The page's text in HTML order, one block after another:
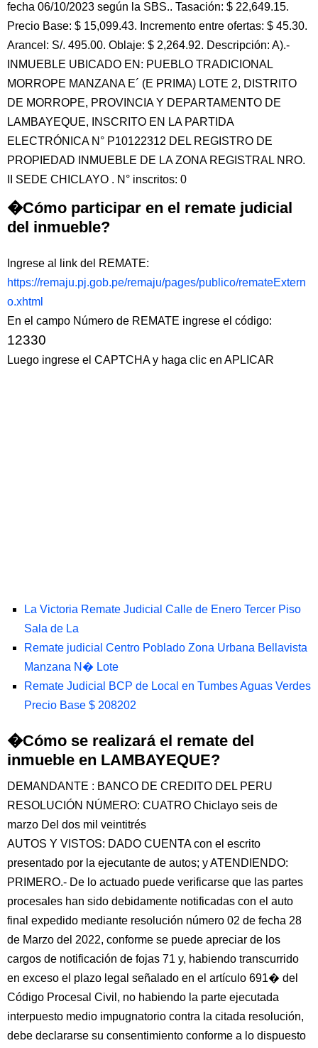
fecha 06/10/2023 según la SBS.. Tasación: $ 22,649.15.
Precio Base: $ 15,099.43. Incremento entre ofertas: $ 45.30.
Arancel: S/. 495.00. Oblaje: $ 2,264.92. Descripción: A).-
INMUEBLE UBICADO EN: PUEBLO TRADICIONAL
MORROPE MANZANA E´ (E PRIMA) LOTE 2, DISTRITO
DE MORROPE, PROVINCIA Y DEPARTAMENTO DE
LAMBAYEQUE, INSCRITO EN LA PARTIDA
ELECTRÓNICA N° P10122312 DEL REGISTRO DE
PROPIEDAD INMUEBLE DE LA ZONA REGISTRAL NRO.
II SEDE CHICLAYO . N° inscritos: 0
�Cómo participar en el remate judicial
del inmueble?
Ingrese al link del REMATE:
https://remaju.pj.gob.pe/remaju/pages/publico/remateExtern
o.xhtml
En el campo Número de REMATE ingrese el código:
12330
Luego ingrese el CAPTCHA y haga clic en APLICAR
La Victoria Remate Judicial Calle de Enero Tercer Piso
Sala de La
Remate judicial Centro Poblado Zona Urbana Bellavista
Manzana N� Lote
Remate Judicial BCP de Local en Tumbes Aguas Verdes
Precio Base $ 208202
�Cómo se realizará el remate del
inmueble en LAMBAYEQUE?
DEMANDANTE : BANCO DE CREDITO DEL PERU
RESOLUCIÓN NÚMERO: CUATRO Chiclayo seis de
marzo Del dos mil veintitrés
AUTOS Y VISTOS: DADO CUENTA con el escrito
presentado por la ejecutante de autos; y ATENDIENDO:
PRIMERO.- De lo actuado puede verificarse que las partes
procesales han sido debidamente notificadas con el auto
final expedido mediante resolución número 02 de fecha 28
de Marzo del 2022, conforme se puede apreciar de los
cargos de notificación de fojas 71 y, habiendo transcurrido
en exceso el plazo legal señalado en el artículo 691� del
Código Procesal Civil, no habiendo la parte ejecutada
interpuesto medio impugnatorio contra la citada resolución,
debe declararse su consentimiento conforme a lo dispuesto